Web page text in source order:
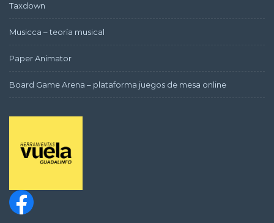
Taxdown
Musicca – teoría musical
Paper Animator
Board Game Arena – plataforma juegos de mesa online